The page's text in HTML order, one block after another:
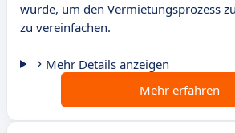
wurde, um den Vermietungsprozess
zu vereinfachen.
Mehr Details anzeigen
Mehr erfahren